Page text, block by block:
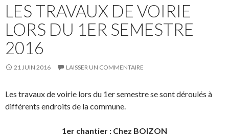
LES TRAVAUX DE VOIRIE
LORS DU 1ER SEMESTRE
2016
21 JUIN 2016 LAISSER UN COMMENTAIRE
Les travaux de voirie lors du 1er semestre se sont déroulés à
différents endroits de la commune.
1er chantier : Chez BOIZON